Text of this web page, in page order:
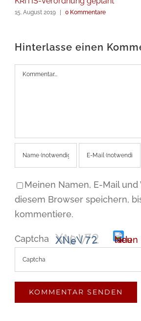
15. August 2019 0 Kommentare
Hinterlasse einen
Kommentar
Meinen Namen, E-Mail und
diesem Browser speichern,
kommentiere.
Captcha